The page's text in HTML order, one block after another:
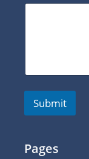
Submit
Pages